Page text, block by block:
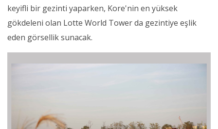
keyifli bir gezinti yaparken, Kore'nin en yüksek
gökdeleni olan Lotte World Tower da gezintiye eşlik
eden görsellik sunacak.